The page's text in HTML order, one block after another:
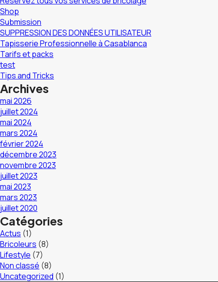
Shop
Submission
SUPPRESSION DES DONNÉES UTILISATEUR
Tapisserie Professionnelle à Casablanca
Tarifs et packs
test
Tips and Tricks
Archives
mai 2026
juillet 2024
mai 2024
mars 2024
février 2024
décembre 2023
novembre 2023
juillet 2023
mai 2023
mars 2023
juillet 2020
Catégories
Actus (1)
Bricoleurs (8)
Lifestyle (7)
Non classé (8)
Uncategorized (1)